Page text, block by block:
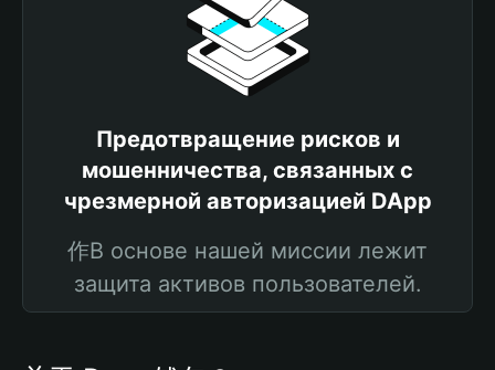
Предотвращение рисков и
мошенничества, связанных с
чрезмерной авторизацией DApp
作В основе нашей миссии лежит
защита активов пользователей.